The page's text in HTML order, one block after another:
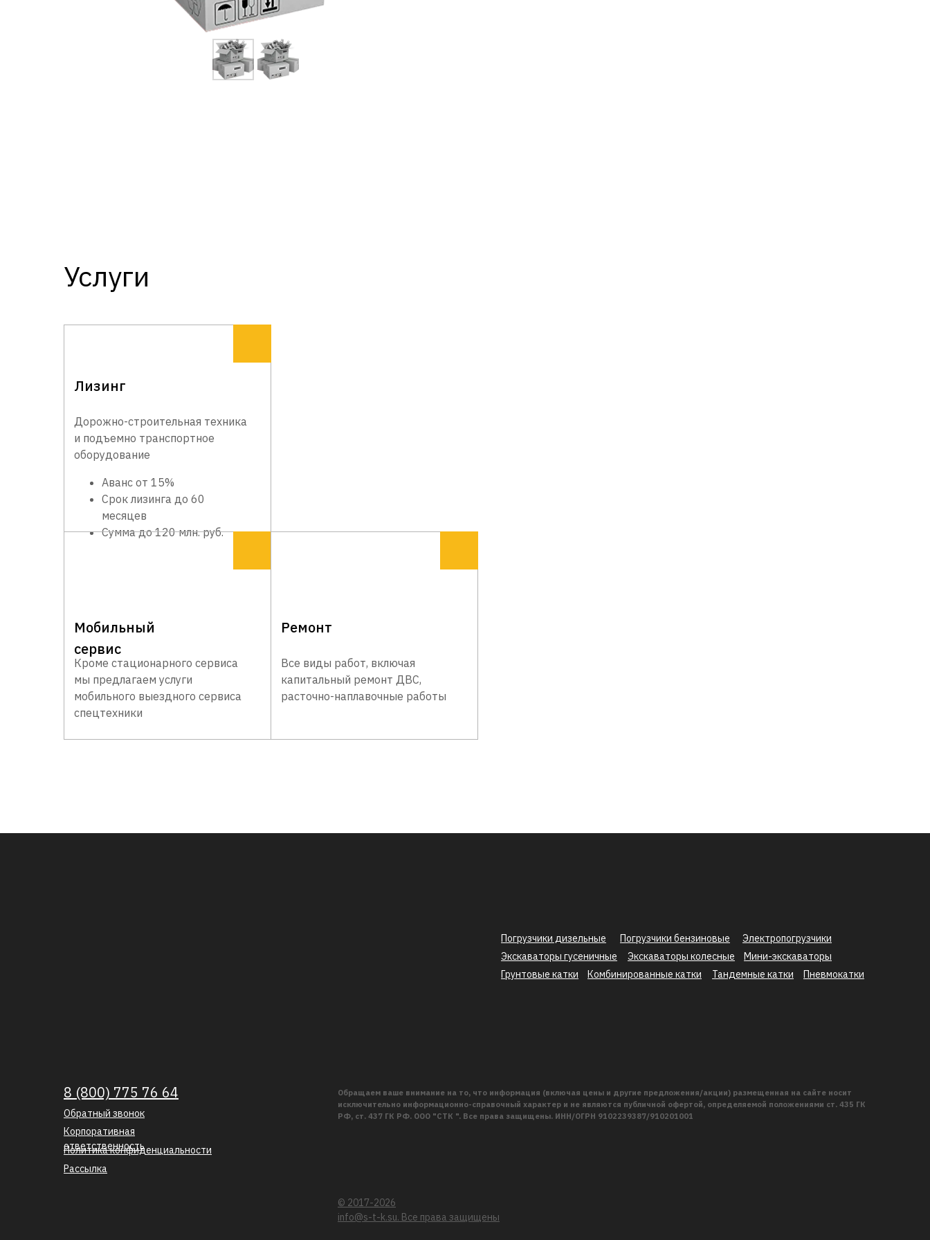
Услуги
Лизинг
Дорожно-строительная техника
и подъемно транспортное
оборудование
Аванс от 15%
Срок лизинга до 60
месяцев
Сумма до 120 млн. руб.
Мобильный
сервис
Кроме стационарного сервиса
мы предлагаем услуги
мобильного выездного сервиса
спецтехники
Ремонт
Все виды работ, включая
капитальный ремонт ДВС,
расточно-наплавочные работы
© 2017-2026
info@s-t-k.su. Все права защищены
Обращаем ваше внимание на то, что информация (включая цены и другие предложения/акции) размещенная на сайте носит
исключительно информационно-справочный характер и не являются публичной офертой, определяемой положениями ст. 435 ГК
РФ, ст. 437 ГК РФ. ООО "СТК ". Все права защищены. ИНН/ОГРН 9102239387/910201001
Погрузчики дизельные Погрузчики бензиновые
Электропогрузчики
Экскаваторы колесные
Обратный звонок
Экскаваторы гусеничные
Мини-экскаваторы
Комбинированные катки
Грунтовые катки Тандемные катки Пневмокатки
Корпоративная
ответственность
Рассылка
8 (800) 775 76 64
Политика конфиденциальности